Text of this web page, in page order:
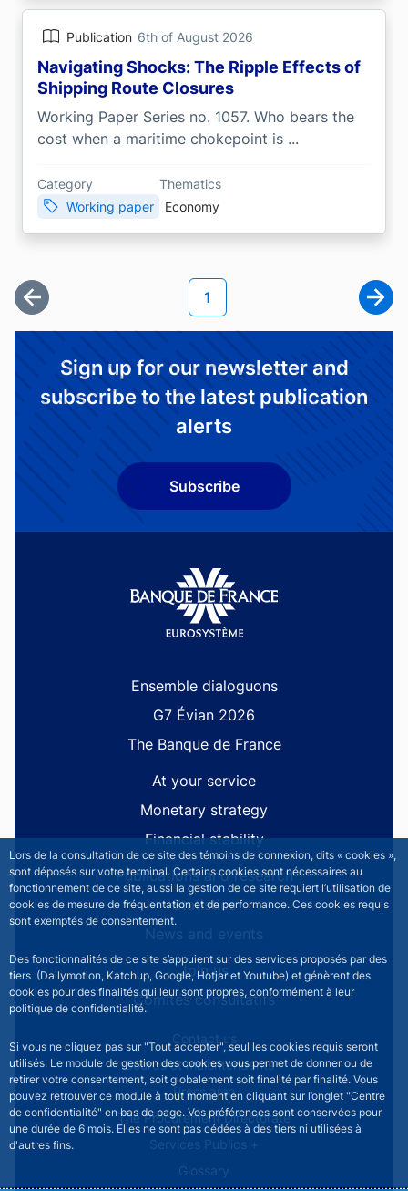
Lors de la consultation de ce site des témoins de connexion, dits « cookies »,
sont déposés sur votre terminal. Certains cookies sont nécessaires au
fonctionnement de ce site, aussi la gestion de ce site requiert l’utilisation de
cookies de mesure de fréquentation et de performance. Ces cookies requis
sont exemptés de consentement.
Des fonctionnalités de ce site s’appuient sur des services proposés par des
tiers (Dailymotion, Katchup, Google, Hotjar et Youtube) et génèrent des
cookies pour des finalités qui leur sont propres, conformément à leur
politique de confidentialité.
Si vous ne cliquez pas sur "Tout accepter", seul les cookies requis seront
utilisés. Le module de gestion des cookies vous permet de donner ou de
retirer votre consentement, soit globalement soit finalité par finalité. Vous
pouvez retrouver ce module à tout moment en cliquant sur l’onglet "Centre
de confidentialité" en bas de page. Vos préférences sont conservées pour
une durée de 6 mois. Elles ne sont pas cédées à des tiers ni utilisées à
d'autres fins.
Publication 6th of August 2026
Navigating Shocks: The Ripple Effects of
Shipping Route Closures
Working Paper Series no. 1057. Who bears the
cost when a maritime chokepoint is ...
Category
Working paper
Thematics
Economy
First page
Current page
1
Sign up for our newsletter and
subscribe to the latest publication
alerts
Subscribe
Site navigationEnsemble dialoguons
G7 Évian 2026
The Banque de France
At your service
Monetary strategy
Financial stability
Publications and research
Statistics
News and events
Join us
Comités consultatifs
Footer secondary menuContact us
Sourds et malentendants
Press area
The Procurement Directorate
Services Publics +
Glossary